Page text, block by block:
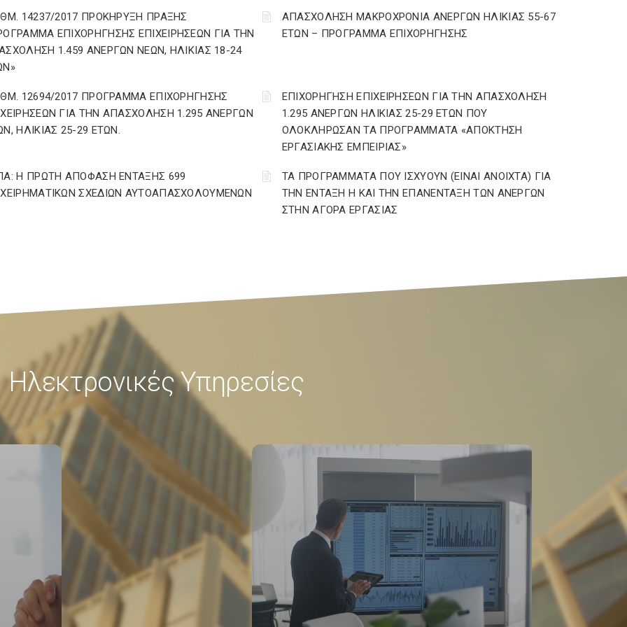
14237/2017 ΠΡΟΚΗΡΥΞΗ ΠΡΑΞΗΣ
ΕΠΙΧΟΡΗΓΗΣΗΣ ΕΠΙΧΕΙΡΗΣΕΩΝ ΓΙΑ ΤΗΝ
1.459 ΑΝΕΡΓΩΝ ΝΕΩΝ, ΗΛΙΚΙΑΣ 18-24
ΑΠΑΣΧΟΛΗΣΗ ΜΑΚΡΟΧΡΟΝΙΑ ΑΝΕΡΓΩΝ ΗΛΙΚΙΑΣ 55-67
ΕΤΩΝ – ΠΡΟΓΡΑΜΜΑ ΕΠΙΧΟΡΗΓΗΣΗΣ
12694/2017 ΠΡΟΓΡΑΜΜΑ ΕΠΙΧΟΡΗΓΗΣΗΣ
ΓΙΑ ΤΗΝ ΑΠΑΣΧΟΛΗΣΗ 1.295 ΑΝΕΡΓΩΝ
ΗΛΙΚΙΑΣ 25-29 ΕΤΩΝ.
ΕΠΙΧΟΡΗΓΗΣΗ ΕΠΙΧΕΙΡΗΣΕΩΝ ΓΙΑ ΤΗΝ ΑΠΑΣΧΟΛΗΣΗ
1.295 ΑΝΕΡΓΩΝ ΗΛΙΚΙΑΣ 25-29 ΕΤΩΝ ΠΟΥ
ΟΛΟΚΛΗΡΩΣΑΝ ΤΑ ΠΡΟΓΡΑΜΜΑΤΑ «ΑΠΟΚΤΗΣΗ
ΕΡΓΑΣΙΑΚΗΣ ΕΜΠΕΙΡΙΑΣ»
Η ΠΡΩΤΗ ΑΠΟΦΑΣΗ ΕΝΤΑΞΗΣ 699
ΣΧΕΔΙΩΝ ΑΥΤΟΑΠΑΣΧΟΛΟΥΜΕΝΩΝ
ΤΑ ΠΡΟΓΡΑΜΜΑΤΑ ΠΟΥ ΙΣΧΥΟΥΝ (ΕΙΝΑΙ ΑΝΟΙΧΤΑ) ΓΙΑ
ΤΗΝ ΕΝΤΑΞΗ Η ΚΑΙ ΤΗΝ ΕΠΑΝΕΝΤΑΞΗ ΤΩΝ ΑΝΕΡΓΩΝ
ΣΤΗΝ ΑΓΟΡΑ ΕΡΓΑΣΙΑΣ
Ηλεκτρονικές Υπηρεσίες